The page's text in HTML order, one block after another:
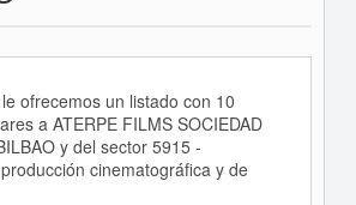
ofrecemos un listado con 10
a ATERPE FILMS SOCIEDAD
y del sector 5915 -
cinematográfica y de